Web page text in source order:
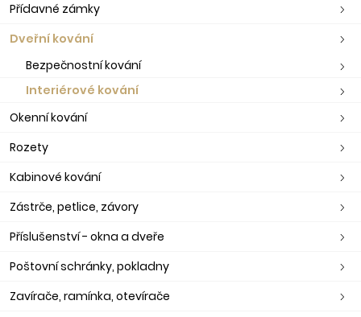
Přídavné zámky
Dveřní kování
Bezpečnostní kování
Interiérové kování
Okenní kování
Rozety
Kabinové kování
Zástrče, petlice, závory
Příslušenství - okna a dveře
Poštovní schránky, pokladny
Zavírače, ramínka, otevírače